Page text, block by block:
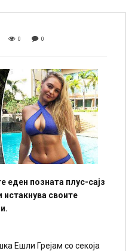
0 0
еден позната плус-сајз
истакнува своите
Ешли Грејам со секоја